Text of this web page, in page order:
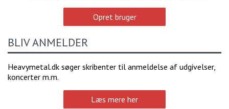
Opret bruger
BLIV ANMELDER
Heavymetal.dk søger skribenter til anmeldelse af udgivelser,
koncerter m.m.
Læs mere her